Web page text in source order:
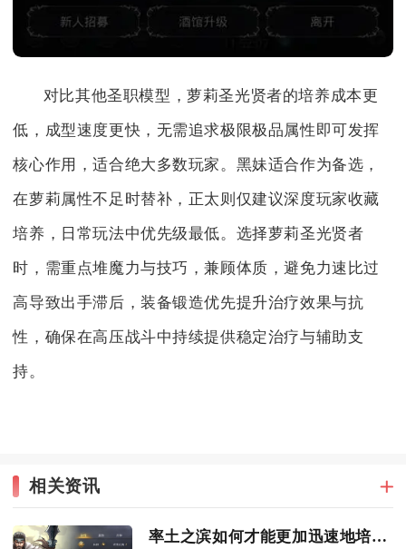
对比其他圣职模型，萝莉圣光贤者的培养成本更
低，成型速度更快，无需追求极限极品属性即可发挥
核心作用，适合绝大多数玩家。黑妹适合作为备选，
在萝莉属性不足时替补，正太则仅建议深度玩家收藏
培养，日常玩法中优先级最低。选择萝莉圣光贤者
时，需重点堆魔力与技巧，兼顾体质，避免力速比过
高导致出手滞后，装备锻造优先提升治疗效果与抗
性，确保在高压战斗中持续提供稳定治疗与辅助支
持。
相关资讯
率土之滨如何才能更加迅速地培养统兵